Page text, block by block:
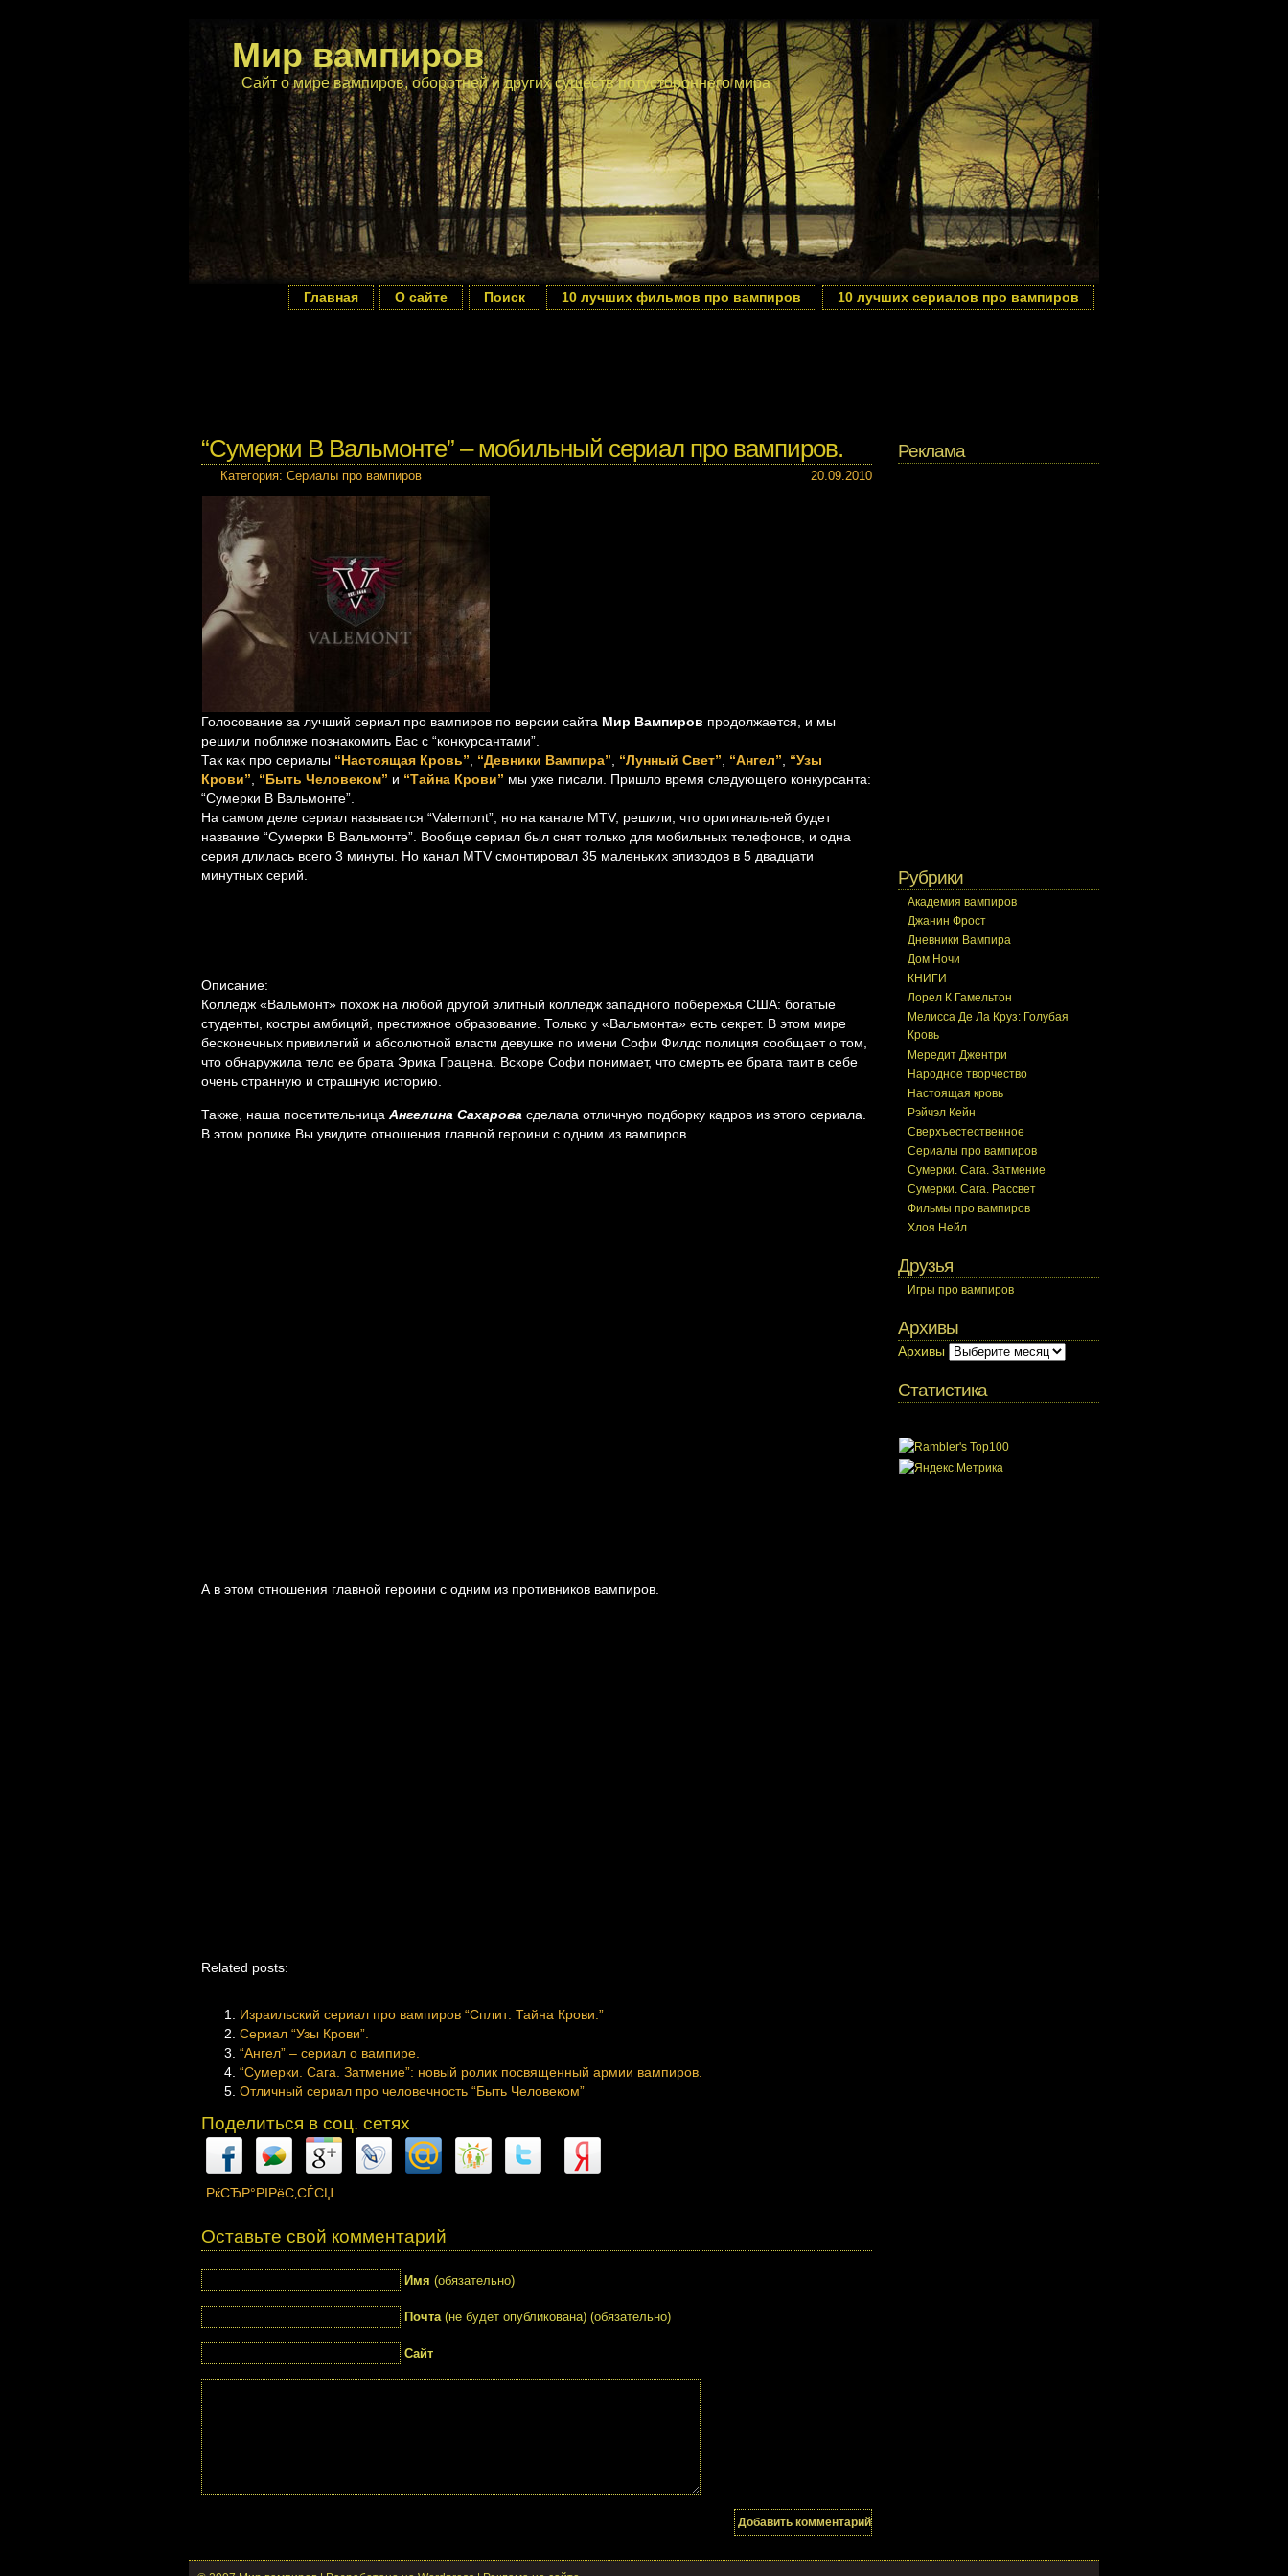
Мир вампиров
Сайт о мире вампиров, оборотней и других существ потустороннего мира
Главная О сайте Поиск 10 лучших фильмов про вампиров 10 лучших сериалов про вампиров
“Сумерки В Вальмонте” – мобильный сериал про вампиров.
Категория: Сериалы про вампиров 20.09.2010
Голосование за лучший сериал про вампиров по версии сайта Мир Вампиров продолжается, и мы
решили поближе познакомить Вас с “конкурсантами”.
Так как про сериалы “Настоящая Кровь”, “Девники Вампира”, “Лунный Свет”, “Ангел”, “Узы
Крови”, “Быть Человеком” и “Тайна Крови” мы уже писали. Пришло время следующего конкурсанта:
“Сумерки В Вальмонте”.
На самом деле сериал называется “Valemont”, но на канале МTV, решили, что оригинальней будет
название “Сумерки В Вальмонте”. Вообще сериал был снят только для мобильных телефонов, и одна
серия длилась всего 3 минуты. Но канал МTV смонтировал 35 маленьких эпизодов в 5 двадцати
минутных серий.
Описание:
Колледж «Вальмонт» похож на любой другой элитный колледж западного побережья США: богатые
студенты, костры амбиций, престижное образование. Только у «Вальмонта» есть секрет. В этом мире
бесконечных привилегий и абсолютной власти девушке по имени Софи Филдс полиция сообщает о том,
что обнаружила тело ее брата Эрика Грацена. Вскоре Софи понимает, что смерть ее брата таит в себе
очень странную и страшную историю.
Также, наша посетительница Ангелина Сахарова сделала отличную подборку кадров из этого сериала.
В этом ролике Вы увидите отношения главной героини с одним из вампиров.
А в этом отношения главной героини с одним из противников вампиров.
Related posts:
Израильский сериал про вампиров “Сплит: Тайна Крови.”
Сериал “Узы Крови”.
“Ангел” – сериал о вампире.
“Сумерки. Сага. Затмение”: новый ролик посвященный армии вампиров.
Отличный сериал про человечность “Быть Человеком”
Поделиться в соц. сетях
РќСЂР°РІРёС‚СЃСЏ
Оставьте свой комментарий
Имя (обязательно)
Почта(не будет опубликована) (обязательно)
Сайт
Реклама
Рубрики
Академия вампиров
Джанин Фрост
Дневники Вампира
Дом Ночи
КНИГИ
Лорел К Гамельтон
Мелисса Де Ла Круз: Голубая
Кровь
Мередит Джентри
Народное творчество
Настоящая кровь
Рэйчэл Кейн
Сверхъестественное
Сериалы про вампиров
Сумерки. Сага. Затмение
Сумерки. Сага. Рассвет
Фильмы про вампиров
Хлоя Нейл
Друзья
Игры про вампиров
Архивы
Архивы
Статистика